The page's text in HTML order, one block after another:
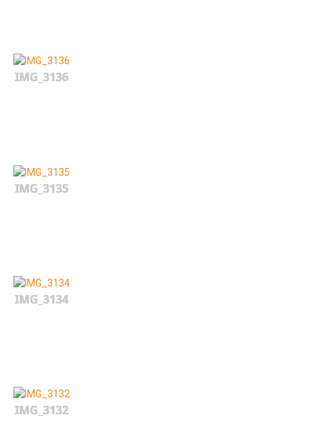
IMG_3136
IMG_3135
IMG_3134
IMG_3132